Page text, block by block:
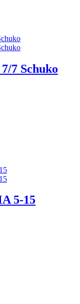
7 Schuko
5-15